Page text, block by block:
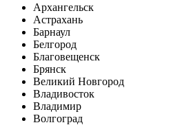
Архангельск
Астрахань
Барнаул
Белгород
Благовещенск
Брянск
Великий Новгород
Владивосток
Владимир
Волгоград